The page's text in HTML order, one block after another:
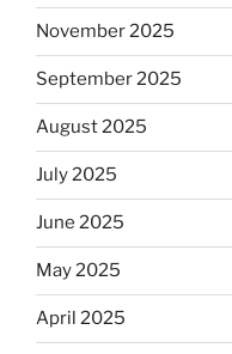
November 2025
September 2025
August 2025
July 2025
June 2025
May 2025
April 2025